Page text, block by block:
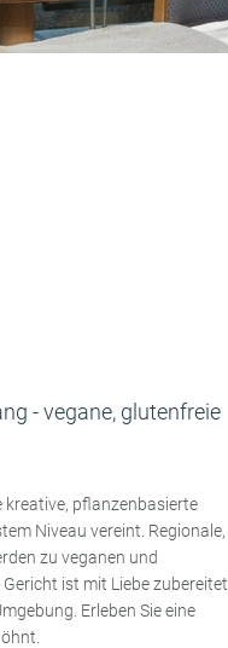
- vegane, glutenfreie
kreative, pflanzenbasierte
Niveau vereint. Regionale,
zu veganen und
ist mit Liebe zubereitet
Erleben Sie eine